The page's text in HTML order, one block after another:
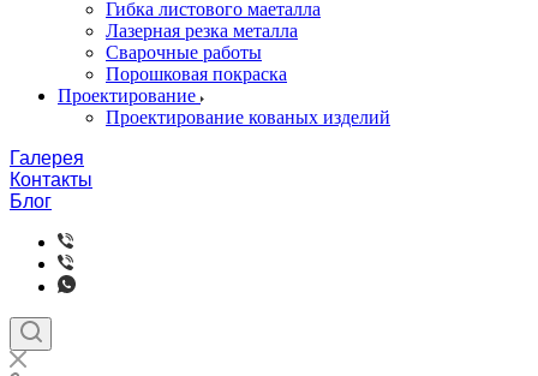
Гибка листового маеталла
Лазерная резка металла
Сварочные работы
Порошковая покраска
Проектирование
Проектирование кованых изделий
Галерея
Контакты
Блог